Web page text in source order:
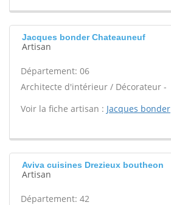
Jacques bonder Chateauneuf
Artisan
Département: 06
Architecte d'intérieur / Décorateur -
Voir la fiche artisan : Jacques bonder
Aviva cuisines Drezieux boutheon
Artisan
Département: 42